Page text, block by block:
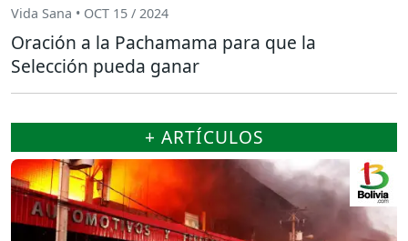
Vida Sana • OCT 15 / 2024
Oración a la Pachamama para que la
Selección pueda ganar
+ ARTÍCULOS